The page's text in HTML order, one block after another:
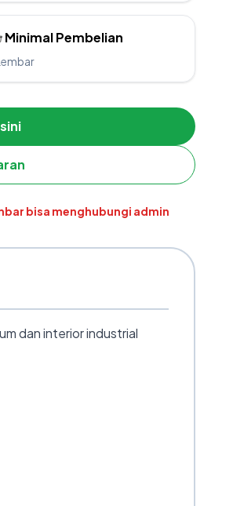
Minimal Pembelian
bisa menghubungi admin
dan interior industrial